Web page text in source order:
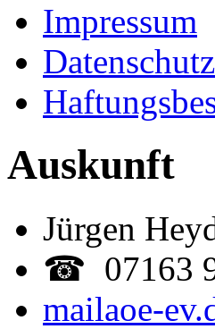
Impressum
Auskunft
Jürgen
☎ 07163
mailaoe-